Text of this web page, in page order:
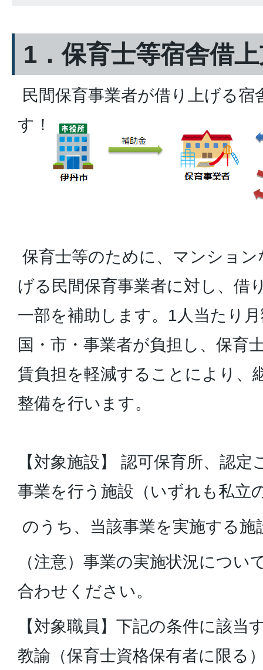
1．保育士等宿舎借
民間保育事業者が借り上げる
す！
保育士等のために、マンショ
げる民間保育事業者に対し、借
一部を補助します。1人当たり
国・市・事業者が負担し、保育
賃負担を軽減することにより、
整備を行います。
【対象施設】 認可保育所、認
事業を行う施設（いずれも私立
のうち、当該事業を実施する施
（注意）事業の実施状況につい
合わせください。
【対象職員】下記の条件に該当
教諭（保育士資格保有者に限る